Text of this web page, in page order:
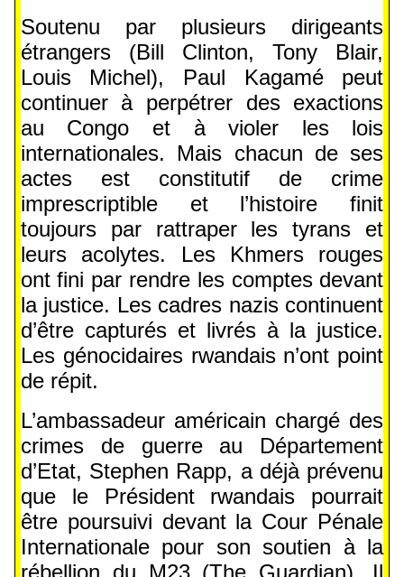
Soutenu par plusieurs dirigeants
étrangers (Bill Clinton, Tony Blair,
Louis Michel), Paul Kagamé peut
continuer à perpétrer des exactions
au Congo et à violer les lois
internationales. Mais chacun de ses
actes est constitutif de crime
imprescriptible et l’histoire finit
toujours par rattraper les tyrans et
leurs acolytes. Les Khmers rouges
ont fini par rendre les comptes devant
la justice. Les cadres nazis continuent
d’être capturés et livrés à la justice.
Les génocidaires rwandais n’ont point
de répit.
L’ambassadeur américain chargé des
crimes de guerre au Département
d’Etat, Stephen Rapp, a déjà prévenu
que le Président rwandais pourrait
être poursuivi devant la Cour Pénale
Internationale pour son soutien à la
rébellion du M23 (The Guardian). Il